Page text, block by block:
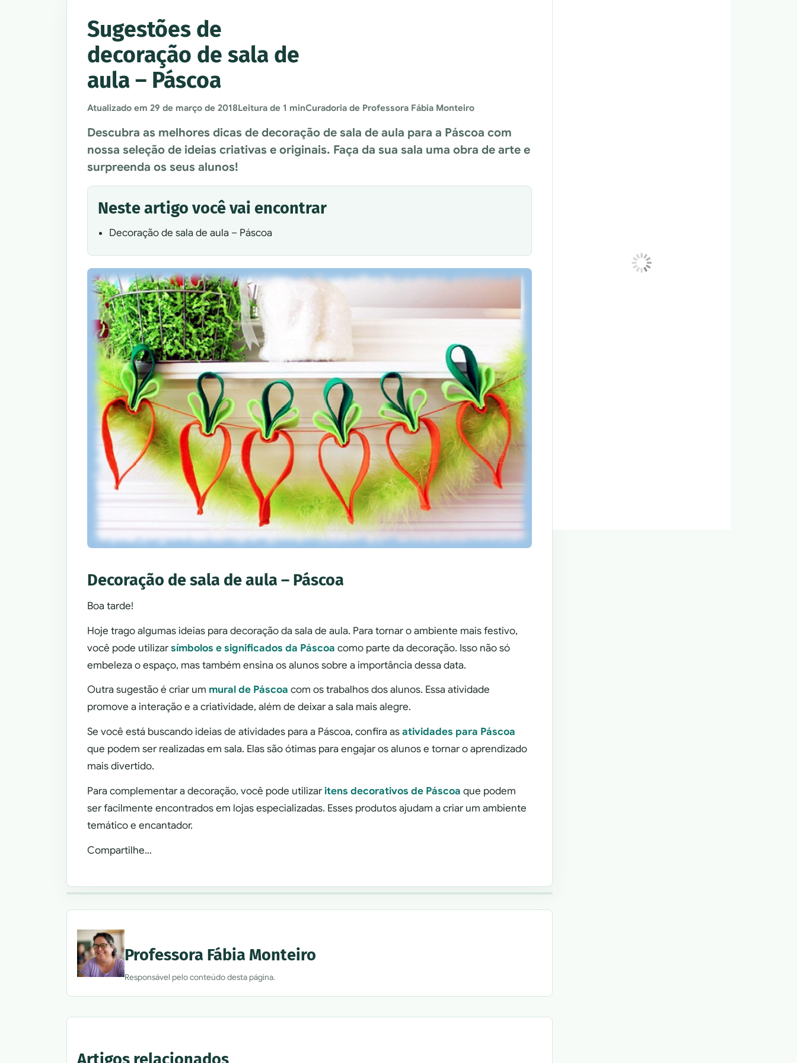
Sugestões de
decoração de sala de
aula – Páscoa
Atualizado em 29 de março de 2018Leitura de 1 minCuradoria de Professora Fábia Monteiro
Descubra as melhores dicas de decoração de sala de aula para a Páscoa com
nossa seleção de ideias criativas e originais. Faça da sua sala uma obra de arte e
surpreenda os seus alunos!
Neste artigo você vai encontrar
Decoração de sala de aula – Páscoa
Decoração de sala de aula – Páscoa
Boa tarde!
Hoje trago algumas ideias para decoração da sala de aula. Para tornar o ambiente mais festivo,
você pode utilizarsímbolos e significados da Páscoa como parte da decoração. Isso não só
embeleza o espaço, mas também ensina os alunos sobre a importância dessa data.
Outra sugestão é criar um mural de Páscoa com os trabalhos dos alunos. Essa atividade
promove a interação e a criatividade, além de deixar a sala mais alegre.
Se você está buscando ideias de atividades para a Páscoa, confira asatividades para Páscoa
que podem ser realizadas em sala. Elas são ótimas para engajar os alunos e tornar o aprendizado
mais divertido.
Para complementar a decoração, você pode utilizaritens decorativos de Páscoa que podem
ser facilmente encontrados em lojas especializadas. Esses produtos ajudam a criar um ambiente
temático e encantador.
Compartilhe…
Professora Fábia Monteiro
Responsável pelo conteúdo desta página.